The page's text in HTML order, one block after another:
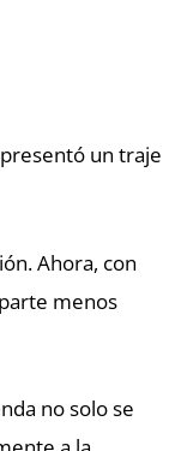
un traje
Ahora, con
menos
no solo se